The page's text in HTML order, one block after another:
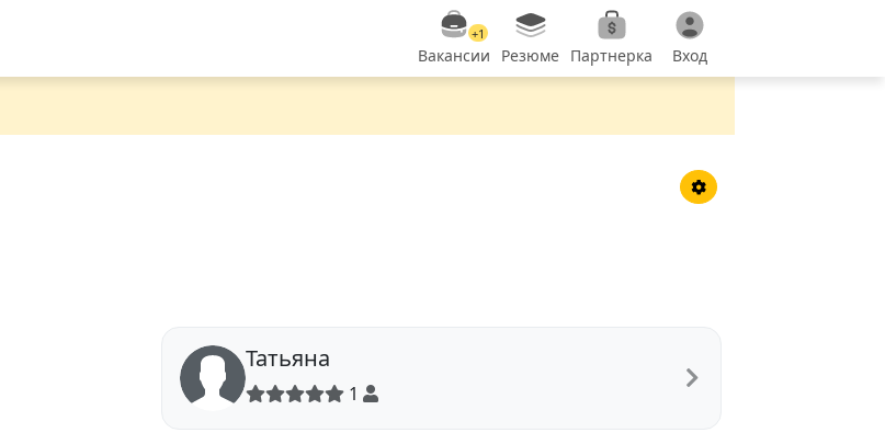
+1
Вакансии Резюме Партнерка Вход
Татьяна
1